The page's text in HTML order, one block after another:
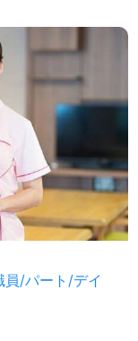
/パート/デイ